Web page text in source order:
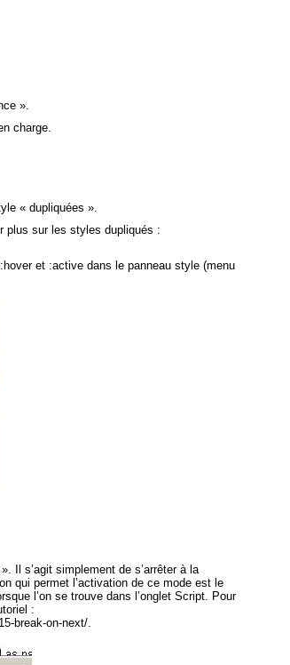
».
charge.
« dupliquées ».
plus sur les styles dupliqués :
et :active dans le panneau style (menu
Il s’agit simplement de s’arrêter à la
qui permet l’activation de ce mode est le
l’on se trouve dans l’onglet Script. Pour
:
break-on-next/.